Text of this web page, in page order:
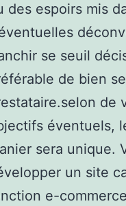
des espoirs mis
se seuil
de bien
de
éventuels,
sera unique.
un site
e-